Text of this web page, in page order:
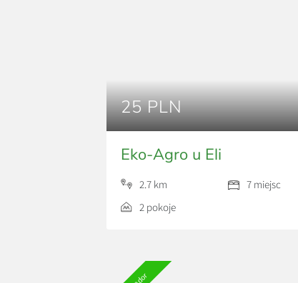
25 PLN
Eko-Agro u Eli
2.7 km
7 miejsc
2 pokoje